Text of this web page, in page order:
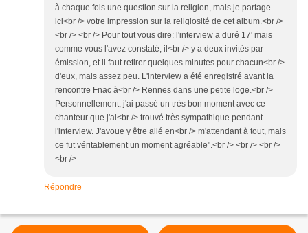
à chaque fois une question sur la religion, mais je partage
ici<br /> votre impression sur la religiosité de cet album.<br />
<br /> <br /> Pour tout vous dire: l'interview a duré 17' mais
comme vous l'avez constaté, il<br /> y a deux invités par
émission, et il faut retirer quelques minutes pour chacun<br />
d'eux, mais assez peu. L'interview a été enregistré avant la
rencontre Fnac à<br /> Rennes dans une petite loge.<br />
Personnellement, j'ai passé un très bon moment avec ce
chanteur que j'ai<br /> trouvé très sympathique pendant
l'interview. J'avoue y être allé en<br /> m'attendant à tout, mais
ce fut véritablement un moment agréable".<br /> <br /> <br />
<br />
Répondre